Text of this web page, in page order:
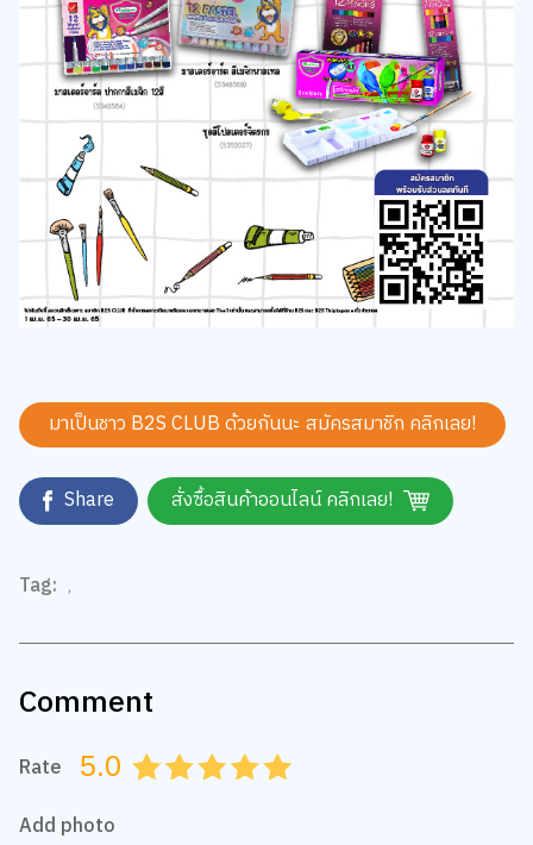
มาเป็นชาว B2S CLUB ด้วยกันนะ สมัครสมาชิก คลิกเลย!
Share สั่งซื้อสินค้าออนไลน์ คลิกเลย!
Tag:
Comment
Rate 5.0 4.5
4.0
3.5
3.0
2.5
2.0
1.5
1.0
0.5
Add photo